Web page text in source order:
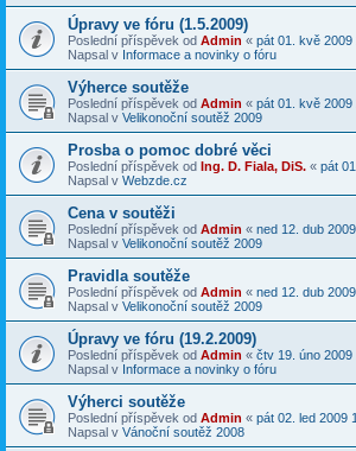
Úpravy ve fóru (1.5.2009)
Poslední příspěvek od Admin « pát 01. kvě 2009
Napsal v Informace a novinky o fóru
Výherce soutěže
Poslední příspěvek od Admin « pát 01. kvě 2009
Napsal v Velikonoční soutěž 2009
Prosba o pomoc dobré věci
Poslední příspěvek od Ing. D. Fiala, DiS. « pát
Napsal v Webzde.cz
Cena v soutěži
Poslední příspěvek od Admin « ned 12. dub
Napsal v Velikonoční soutěž 2009
Pravidla soutěže
Poslední příspěvek od Admin « ned 12. dub
Napsal v Velikonoční soutěž 2009
Úpravy ve fóru (19.2.2009)
Poslední příspěvek od Admin « čtv 19. úno 2009
Napsal v Informace a novinky o fóru
Výherci soutěže
Poslední příspěvek od Admin « pát 02. led 2009
Napsal v Vánoční soutěž 2008